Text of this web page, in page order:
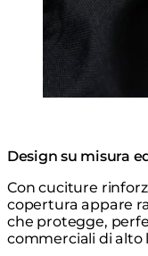
Design su misura
Con cuciture
copertura appare
che protegge,
commerciali di alto